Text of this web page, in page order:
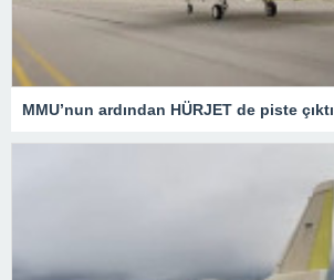
MMU’nun ardından HÜRJET de piste çıktı